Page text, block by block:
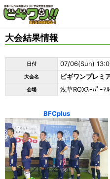
大
よく
参加
大会結果情報
日付 07/06(Sun)
大会名 ビギワンプレミ
会場 浅草ROXｽｰﾊﾟｰﾏ
BFCplus